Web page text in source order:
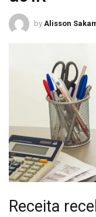
by Alisson
Receita